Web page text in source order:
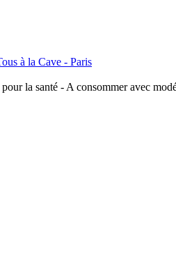
à la Cave - Paris
la santé - A consommer avec